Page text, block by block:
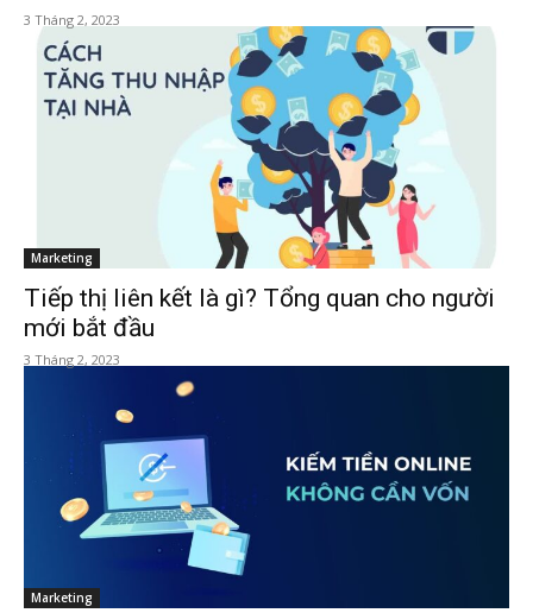
3 Tháng 2, 2023
Marketing
Tiếp thị liên kết là gì? Tổng quan cho người
mới bắt đầu
3 Tháng 2, 2023
Marketing